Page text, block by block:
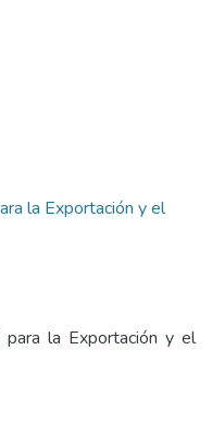
la Exportación y el
la Exportación y el